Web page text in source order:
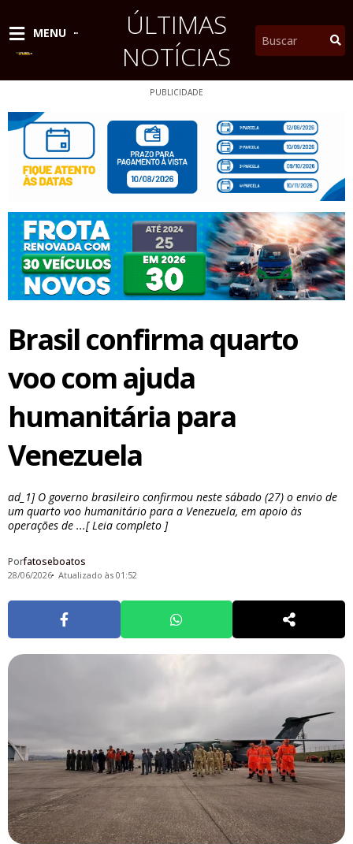
conteúdo
MENU
ÚLTIMAS
NOTÍCIAS
Pesquisar
PUBLICIDADE
Brasil confirma quarto
voo com ajuda
humanitária para
Venezuela
ad_1] O governo brasileiro confirmou neste sábado (27) o envio de
um quarto voo humanitário para a Venezuela, em apoio às
operações de ...[ Leia completo ]
Porfatoseboatos
28/06/2026 Atualizado às 01:52